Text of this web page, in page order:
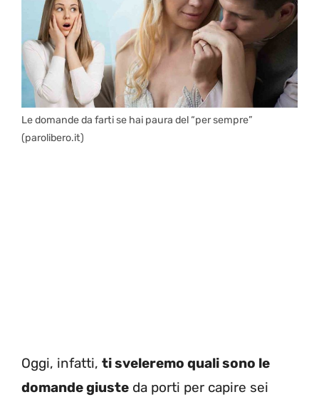
Le domande da farti se hai paura del “per sempre”
(parolibero.it)
Oggi, infatti, ti sveleremo quali sono le
domande giuste da porti per capire sei